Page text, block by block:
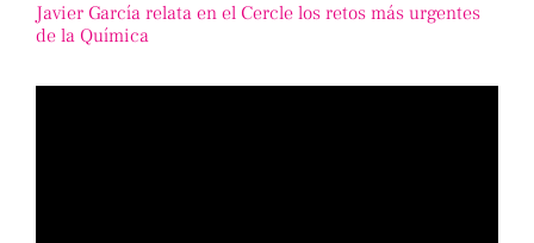
Javier García relata en el Cercle los retos más urgentes
de la Química